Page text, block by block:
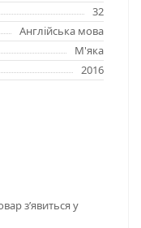
32
Англійська мова
М'яка
2016
з’явиться у